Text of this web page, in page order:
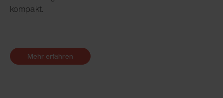
kompakt.
Mehr erfahren